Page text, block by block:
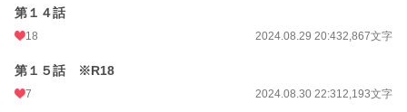
第１４話
18 2024.08.29 20:432,867文字
第１５話 ※R18
7 2024.08.30 22:312,193文字